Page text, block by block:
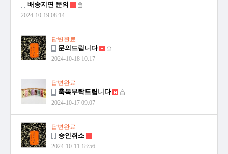
배송지연 문의
2024-10-19 08:14
답변완료
문의드립니다
2024-10-18 10:17
답변완료
축복부탁드립니다
2024-10-17 09:07
답변완료
승인취소
2024-10-11 18:56